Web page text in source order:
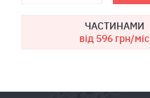
ЧАСТИНАМИ
від 596 грн/міс